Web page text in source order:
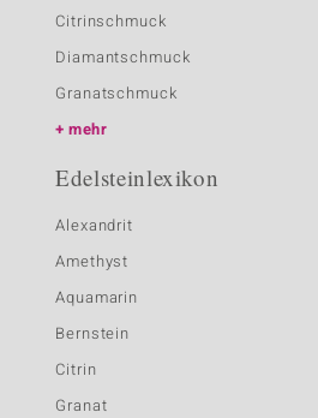
Citrinschmuck
Diamantschmuck
Granatschmuck
mehr
Edelsteinlexikon
Alexandrit
Amethyst
Aquamarin
Bernstein
Citrin
Granat